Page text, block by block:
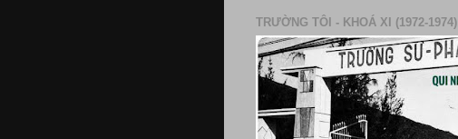
TRƯỜNG TÔI - KHOÁ XI (1972-1974)